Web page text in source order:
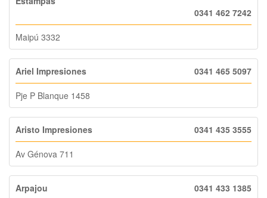
0341 462 7242
Maipú 3332
Ariel Impresiones 0341 465 5097
Pje P Blanque 1458
Aristo Impresiones 0341 435 3555
Av Génova 711
Arpajou 0341 433 1385